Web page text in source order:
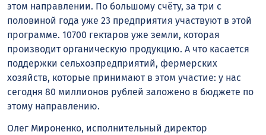
этом направлении. По большому счёту, за три с
половиной года уже 23 предприятия участвуют в этой
программе. 10700 гектаров уже земли, которая
производит органическую продукцию. А что касается
поддержки сельхозпредприятий, фермерских
хозяйств, которые принимают в этом участие: у нас
сегодня 80 миллионов рублей заложено в бюджете по
этому направлению.
Олег Мироненко, исполнительный директор